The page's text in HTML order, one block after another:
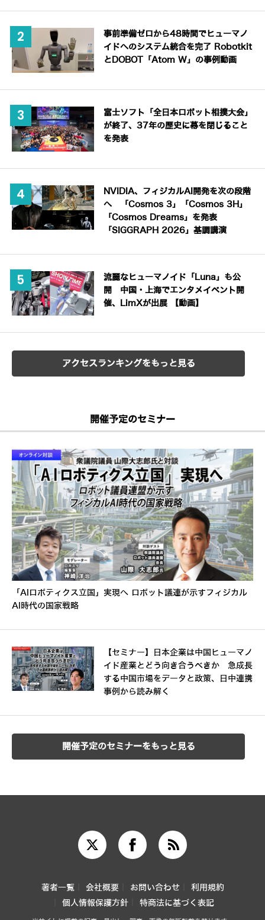
事前準備ゼロから48時間でヒューマノ
イドへのシステム統合を完了 Robotkit
とDOBOT「Atom W」の事例動画
富士ソフト「全日本ロボット相撲大会」
が終了、37年の歴史に幕を閉じること
を発表
NVIDIA、フィジカルAI開発を次の段階
へ 「Cosmos 3」「Cosmos 3H」
「Cosmos Dreams」を発表
「SIGGRAPH 2026」基調講演
流麗なヒューマノイド「Luna」も公
開 中国・上海でエンタメイベント開
催、LimXが出展 【動画】
アクセスランキングをもっと見る
開催予定のセミナー
「AIロボティクス立国」実現へ ロボット議連が示すフィジカル
AI時代の国家戦略
【セミナー】日本企業は中国ヒューマノ
イド産業とどう向き合うべきか 急成長
する中国市場をデータと政策、日中連携
事例から読み解く
開催予定のセミナーをもっと見る
著者一覧 会社概要 お問い合わせ
利用規約
個人情報保護方針
特商法に基づく表記